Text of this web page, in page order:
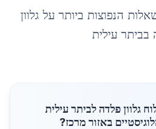
הנפוצות ביותר על גלוון
בביתר עילית
גלוון פלדה לביתר עילית
באזור מרכז?